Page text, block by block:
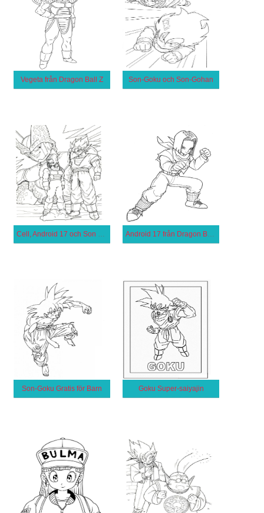
Vegeta från Dragon Ball Z Son-Goku och Son-Gohan
Cell, Android 17 och Son Goku Android 17 från Dragon Ball Z
Son-Goku Gratis för Barn Goku Super-saiyajin